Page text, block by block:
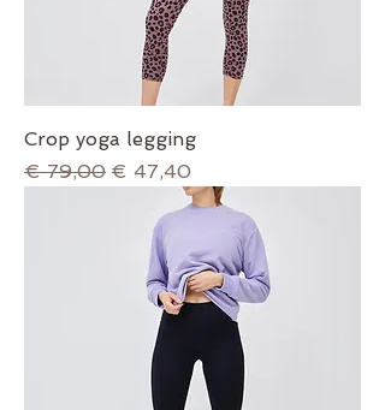
Crop yoga legging
Normale prijs
€ 79,00 Verkoopprijs
€ 47,40